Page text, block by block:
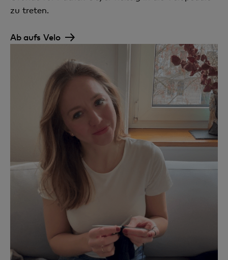
zu treten.
Ab aufs Velo